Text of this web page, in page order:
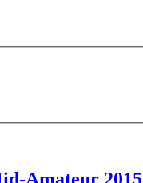
Amateur 2015